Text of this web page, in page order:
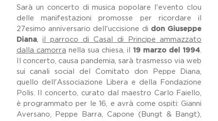
Diana
19 Marzo
Lavora Con Noi
Gallery
Sarà un concerto di musica popolare l'evento clou
delle manifestazioni promosse per ricordare il
27esimo anniversario dell'uccisione di don Giuseppe
Diana,il parroco di Casal di Principe ammazzato
dalla camorra nella sua chiesa, il 19 marzo del 1994.
Il concerto, causa pandemia, sarà trasmesso via web
sui canali social del Comitato don Peppe Diana,
quello dell'Associazione Libera e della Fondazione
Polis. Il concerto, curato dal maestro Carlo Faiello,
è programmato per le 16, e avrà come ospiti: Gianni
Aversano, Peppe Barra, Capone (Bungt & Bangt),